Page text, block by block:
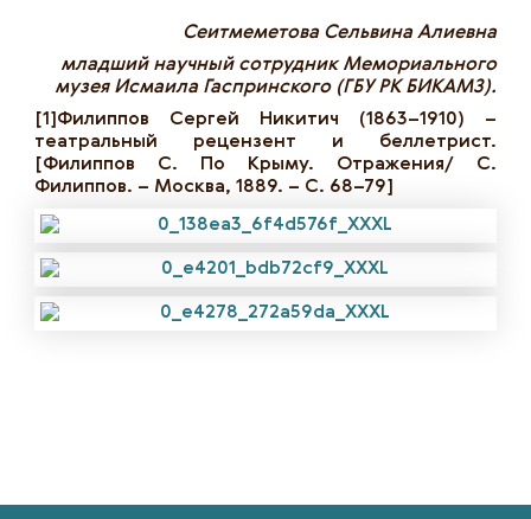
Сеитмеметова Сельвина Алиевна
младший научный сотрудник Мемориального
музея Исмаила Гаспринского (ГБУ РК БИКАМЗ).
[1]Филиппов Сергей Никитич (1863–1910) –
театральный рецензент и беллетрист.
[Филиппов С. По Крыму. Отражения/ С.
Филиппов. – Москва, 1889. – С. 68–79]